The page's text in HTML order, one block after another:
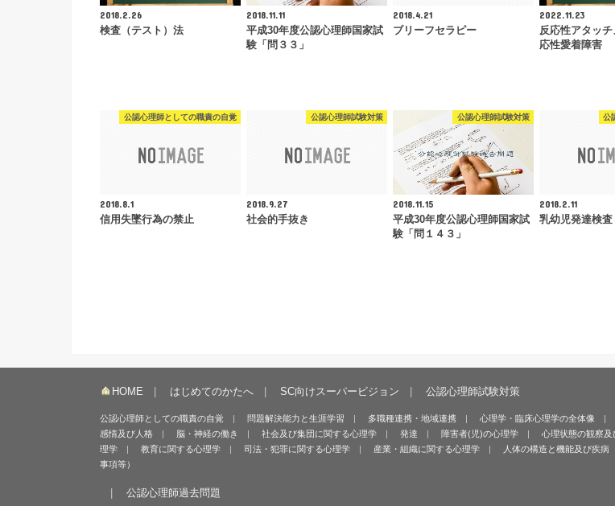
2018.2.26
検査（テスト）法
2018.11.11
平成30年度公認心理師国家試
験「問３３」
2018.4.21
ブリーフセラピー
2022.11.23
反応性アタッ
応性愛着障害
公認心理師としての職責の自覚
2018.8.1
信用失墜行為の禁止
公認心理師試験対策
2018.9.27
社会的手抜き
公認心理師試験対策
2018.11.15
平成30年度公認心理師国家試
験「問１４３」
公
2018.2.11
乳幼児発達検査
HOME はじめてのかたへ SC向けスーパービジョン 公認心理師試験対策
公認心理師としての職責の自覚 問題解決能力と生涯学習 多職種連携・地域連携 心理学・臨床心理学の全体像
感情及び人格
脳・神経の働き 社会及び集団に関する心理学 発達 障害者(児)の心理学 心理状態の観察
理学
教育に関する心理学 司法・犯罪に関する心理学 産業・組織に関する心理学 人体の構造と機能及び疾病
事項等）
公認心理師過去問題